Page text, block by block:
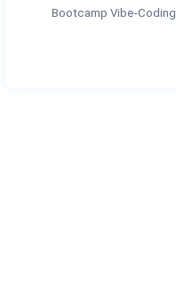
Bootcamp Vibe-Coding